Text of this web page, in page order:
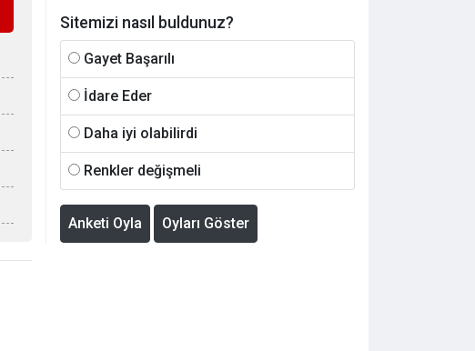
Sitemizi nasıl buldunuz?
Gayet Başarılı
İdare Eder
Daha iyi olabilirdi
Renkler değişmeli
Anketi Oyla Oyları Göster